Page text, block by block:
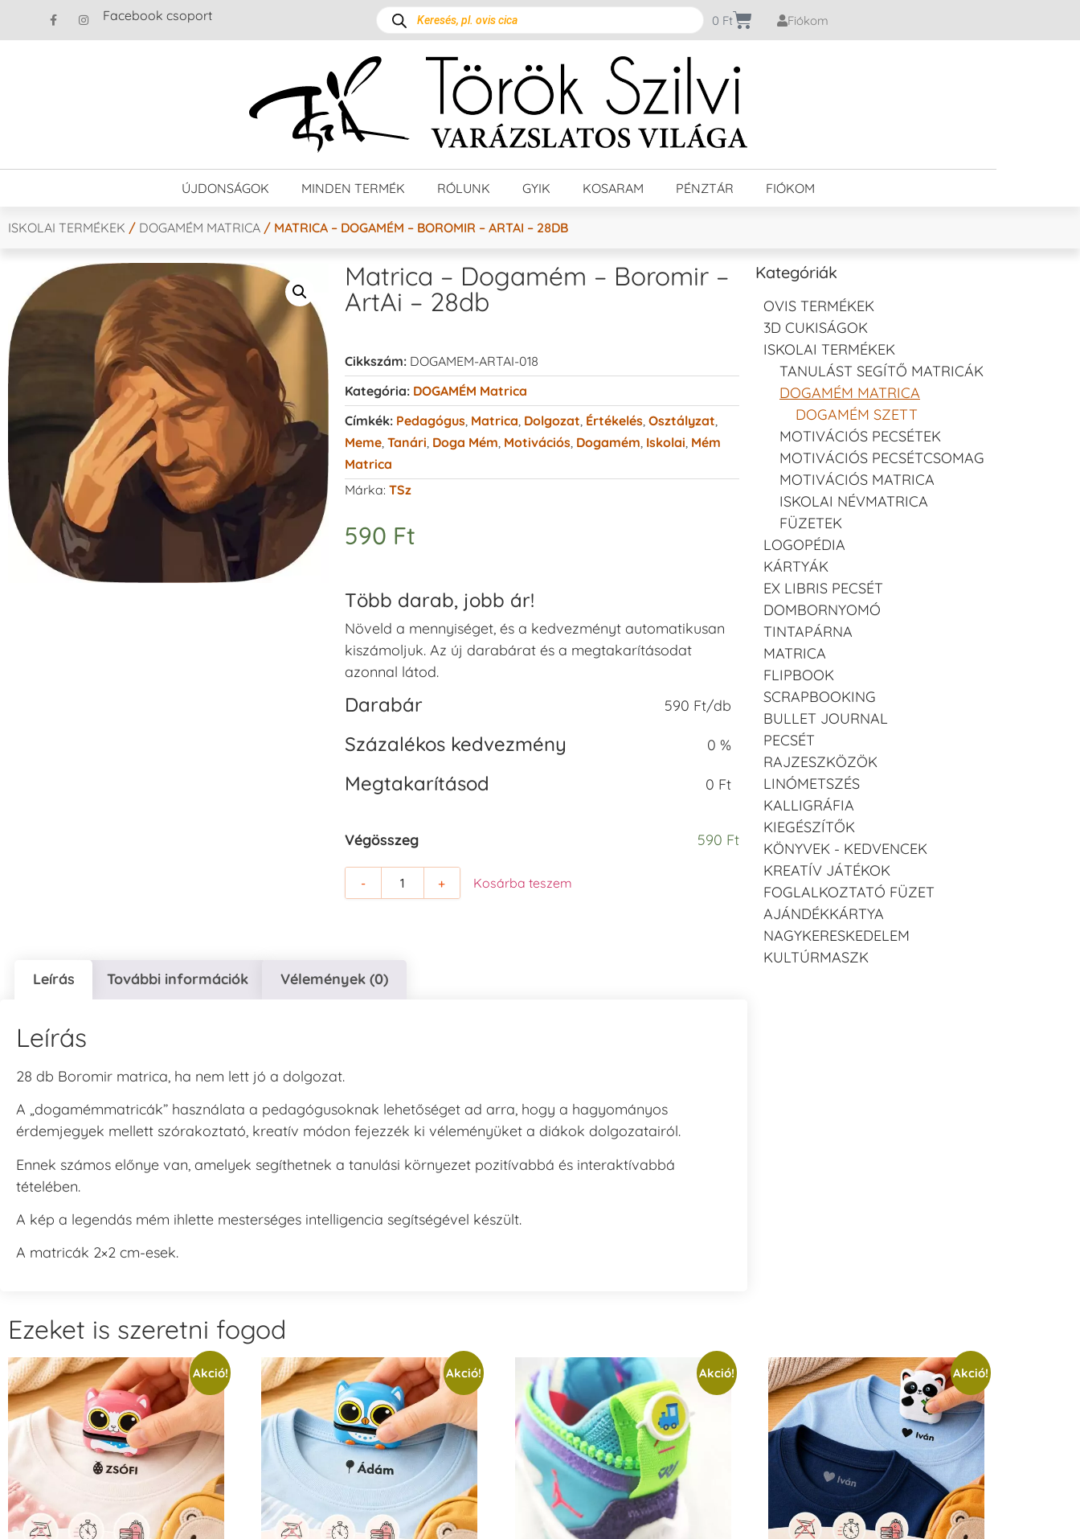
Facebook csoport 0 Ft Fiókom
ÚJDONSÁGOK MINDEN TERMÉK RÓLUNK GYIK KOSARAM PÉNZTÁR FIÓKOM
ISKOLAI TERMÉKEK / DOGAMÉM MATRICA / MATRICA – DOGAMÉM – BOROMIR – ARTAI – 28DB
Matrica – Dogamém – Boromir –
ArtAi – 28db
Cikkszám: DOGAMEM-ARTAI-018
Kategória: DOGAMÉM Matrica
Címkék: Pedagógus, Matrica Dolgozat Értékelés, Osztályzat
Meme, Tanári Doga Mém Motivációs, Dogamém Iskolai Mém
Matrica
Márka: TSz
590 Ft
Több darab, jobb ár!
Növeld a mennyiséget, és a kedvezményt automatikusan
kiszámoljuk. Az új darabárat és a megtakarításodat
azonnal látod.
Darabár 590 Ft/db
Százalékos kedvezmény 0 %
Megtakarításod 0 Ft
Végösszeg 590 Ft
- + Kosárba teszem
Leírás További információk Vélemények (0)
Leírás
28 db Boromir matrica, ha nem lett jó a dolgozat.
A „dogamémmatricák” használata a pedagógusoknak lehetőséget ad arra, hogy a hagyományos
érdemjegyek mellett szórakoztató, kreatív módon fejezzék ki véleményüket a diákok dolgozatairól.
Ennek számos előnye van, amelyek segíthetnek a tanulási környezet pozitívabbá és interaktívabbá
tételében.
A kép a legendás mém ihlette mesterséges intelligencia segítségével készült.
A matricák 2×2 cm-esek.
Kategóriák
OVIS TERMÉKEK
3D CUKISÁGOK
ISKOLAI TERMÉKEK
TANULÁST SEGÍTŐ MATRICÁK
DOGAMÉM MATRICA
DOGAMÉM SZETT
MOTIVÁCIÓS PECSÉTEK
MOTIVÁCIÓS PECSÉTCSOMAG
MOTIVÁCIÓS MATRICA
ISKOLAI NÉVMATRICA
FÜZETEK
LOGOPÉDIA
KÁRTYÁK
EX LIBRIS PECSÉT
DOMBORNYOMÓ
TINTAPÁRNA
MATRICA
FLIPBOOK
SCRAPBOOKING
BULLET JOURNAL
PECSÉT
RAJZESZKÖZÖK
LINÓMETSZÉS
KALLIGRÁFIA
KIEGÉSZÍTŐK
KÖNYVEK - KEDVENCEK
KREATÍV JÁTÉKOK
FOGLALKOZTATÓ FÜZET
AJÁNDÉKKÁRTYA
NAGYKERESKEDELEM
KULTÚRMASZK
Ezeket is szeretni fogod
Akció! Akció! Akció! Akció!